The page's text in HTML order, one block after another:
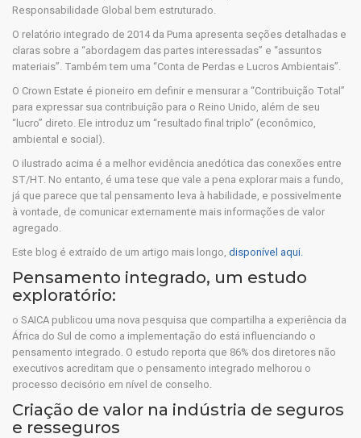
Responsabilidade Global bem estruturado.
O relatório integrado de 2014 da Puma apresenta seções detalhadas e
claras sobre a “abordagem das partes interessadas” e “assuntos
materiais”. Também tem uma “Conta de Perdas e Lucros Ambientais”.
O Crown Estate é pioneiro em definir e mensurar a “Contribuição Total”
para expressar sua contribuição para o Reino Unido, além de seu
“lucro” direto. Ele introduz um “resultado final triplo” (econômico,
ambiental e social).
O ilustrado acima é a melhor evidência anedótica das conexões entre
ST/HT. No entanto, é uma tese que vale a pena explorar mais a fundo,
já que parece que tal pensamento leva à habilidade, e possivelmente
à vontade, de comunicar externamente mais informações de valor
agregado.
Este blog é extraído de um artigo mais longo, disponível aqui.
Pensamento integrado, um estudo
exploratório:
o SAICA publicou uma nova pesquisa que compartilha a experiência da
África do Sul de como a implementação do está influenciando o
pensamento integrado. O estudo reporta que 86% dos diretores não
executivos acreditam que o pensamento integrado melhorou o
processo decisório em nível de conselho.
Criação de valor na indústria de seguros
e resseguros